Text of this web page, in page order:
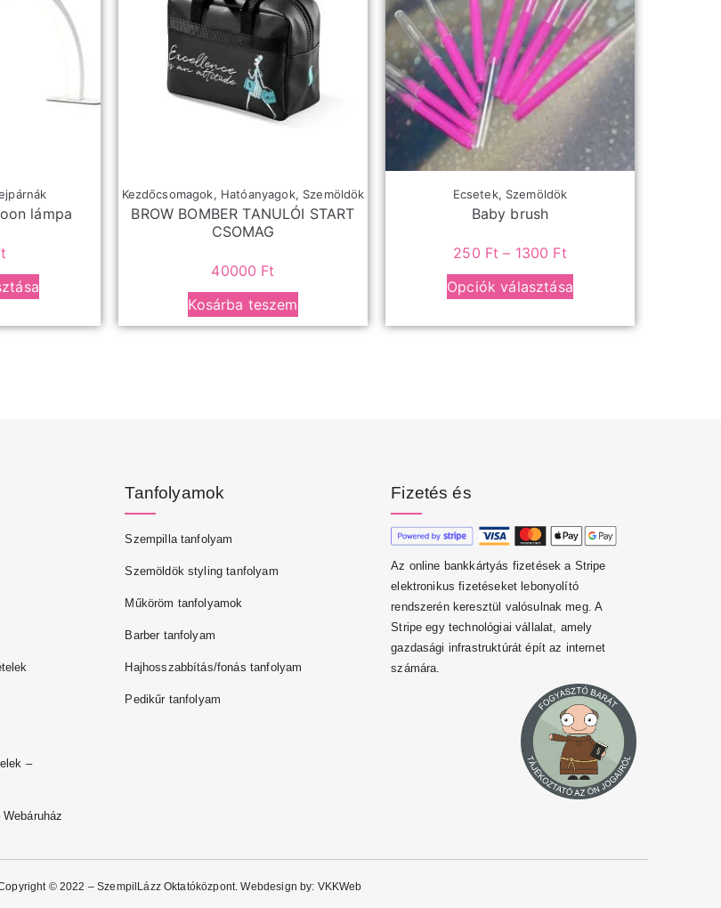
lámpa
Kezdőcsomagok, Hatóanyagok, Szemöldök
BROW BOMBER TANULÓI START
CSOMAG
40000 Ft
Kosárba teszem
Ecsetek, Szemöldök
Baby brush
250 Ft – 1300 Ft
Opciók választása
–
Tanfolyamok
Szempilla tanfolyam
Szemöldök styling tanfolyam
Műköröm tanfolyamok
Barber tanfolyam
Hajhosszabbítás/fonás tanfolyam
Pedikűr tanfolyam
Fizetés és
Az online bankkártyás fizetések a Stripe
elektronikus fizetéseket lebonyolító
rendszerén keresztül valósulnak meg. A
Stripe egy technológiai vállalat, amely
gazdasági infrastruktúrát épít az internet
számára.
© 2022 – SzempilLázz Oktatóközpont. Webdesign by: VKKWeb